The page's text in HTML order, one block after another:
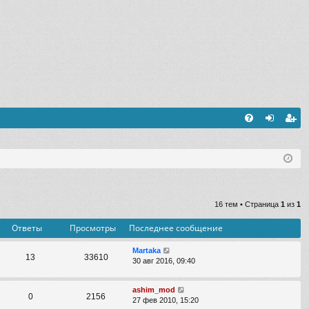
ис
ац
ия
16 тем • Страница 1 из 1
Ответы Просмотры Последнее сообщение
13 33610
Martaka
30 авг 2016, 09:40
0 2156
ashim_mod
27 фев 2010, 15:20